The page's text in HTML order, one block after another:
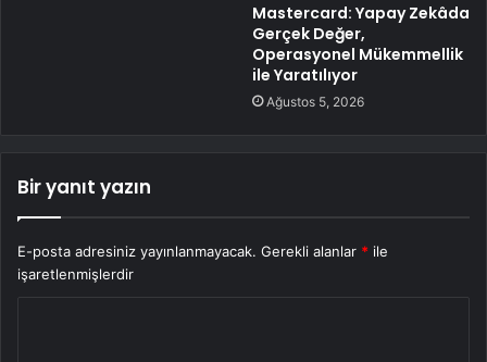
Mastercard: Yapay Zekâda
Gerçek Değer,
Operasyonel Mükemmellik
ile Yaratılıyor
Ağustos 5, 2026
Bir yanıt yazın
E-posta adresiniz yayınlanmayacak. Gerekli alanlar * ile
işaretlenmişlerdir